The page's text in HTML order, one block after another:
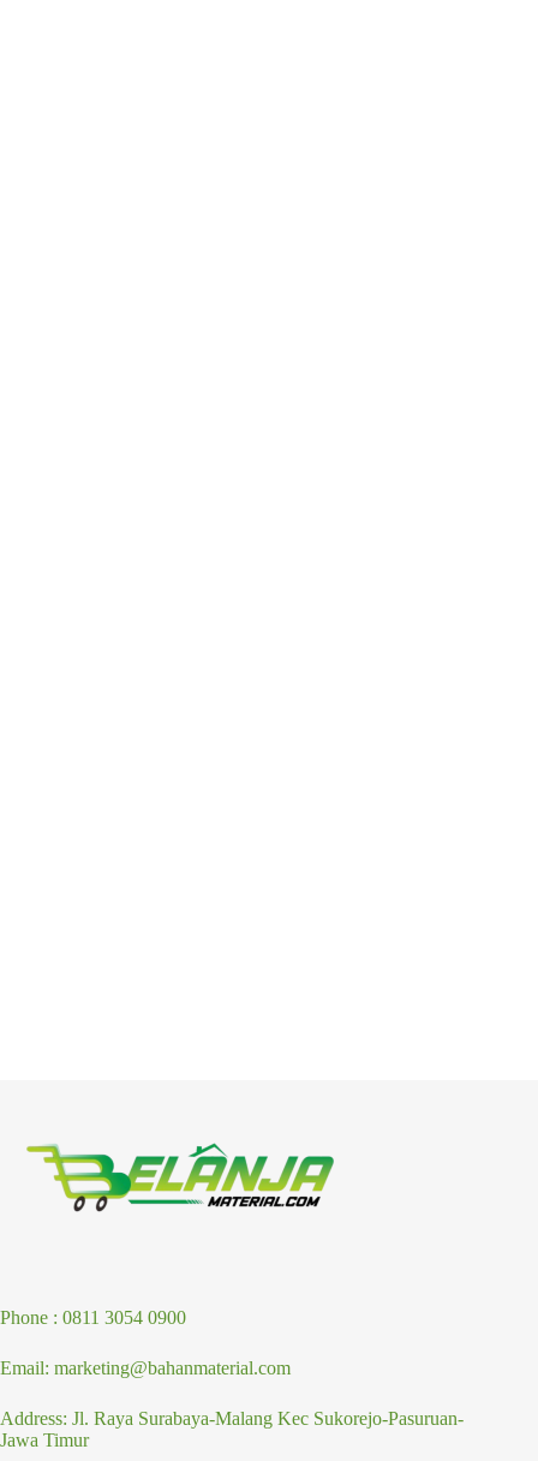
Phone : 0811 3054 0900
Email: marketing@bahanmaterial.com
Address: Jl. Raya Surabaya-Malang Kec Sukorejo-Pasuruan-
Jawa Timur